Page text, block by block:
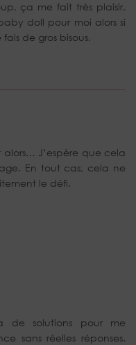
ça me fait très plaisir.
doll pour moi alors si
de gros bisous.
alors… J’espère que cela
En tout cas, cela ne
le défi.
de solutions pour me
sans réelles réponses.